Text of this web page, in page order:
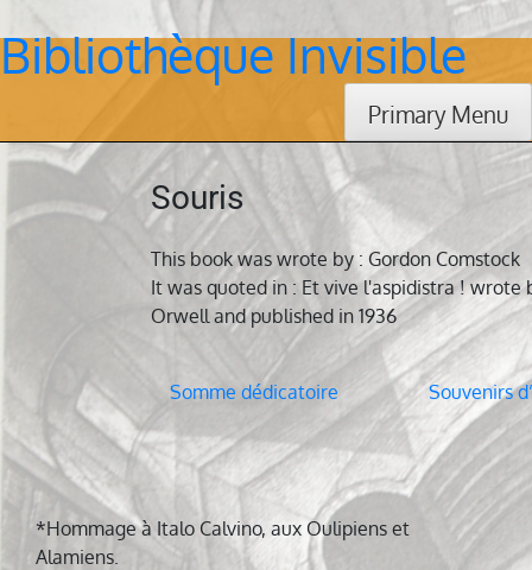
Skip
to
Bibliothèque Invisible
Primary Menu
Souris
This book was wrote by : Gordon Comstock
It was quoted in : Et vive l'aspidistra ! wrote
Orwell and published in 1936
Navigation
de
l’article
Somme dédicatoire Souvenirs
*Hommage à Italo Calvino, aux Oulipiens et
Alamiens.